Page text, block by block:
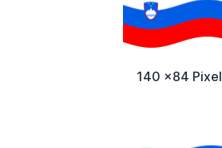
140 x84 Pixel